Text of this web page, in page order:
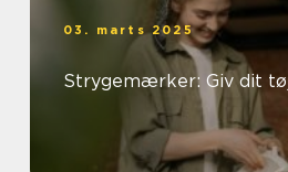
03. marts 2025
Strygemærker: Giv dit